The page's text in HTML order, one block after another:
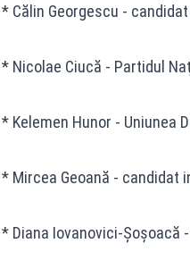
* Călin Georgescu -
* Nicolae Ciucă - Partidul
* Kelemen Hunor - Uniunea
* Mircea Geoană - candidat
* Diana Iovanovici-Şoşoacă